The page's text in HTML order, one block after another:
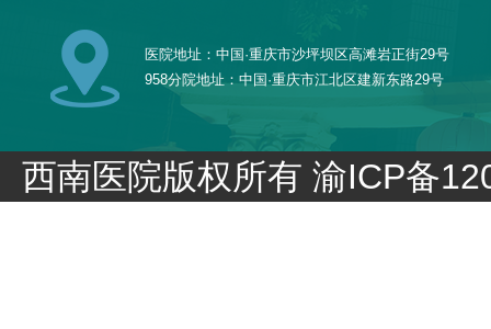
医院地址：中国·重庆市沙坪坝区高滩岩正街29号
958分院地址：中国·重庆市江北区建新东路29号
西南医院版权所有渝ICP备